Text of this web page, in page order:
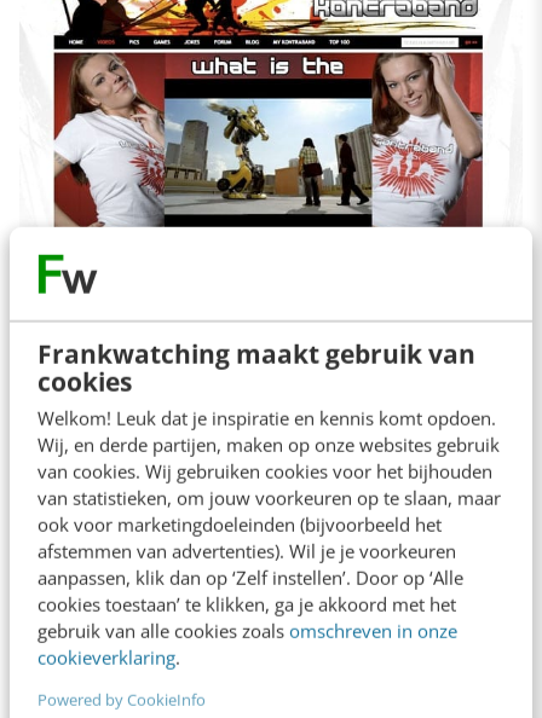
Frankwatching maakt gebruik van
cookies
Welkom! Leuk dat je inspiratie en kennis komt opdoen.
Wij, en derde partijen, maken op onze websites gebruik
van cookies. Wij gebruiken cookies voor het bijhouden
van statistieken, om jouw voorkeuren op te slaan, maar
ook voor marketingdoeleinden (bijvoorbeeld het
afstemmen van advertenties). Wil je je voorkeuren
aanpassen, klik dan op ‘Zelf instellen’. Door op ‘Alle
cookies toestaan’ te klikken, ga je akkoord met het
gebruik van alle cookies zoals omschreven in onze
cookieverklaring.
Powered by CookieInfo
www:
https://www.kontraband.com/videos/11621/Tr
ansformer
Categorie:Online Commercials
Inzender:Amsterdam Worldwide
Wasteball in the office